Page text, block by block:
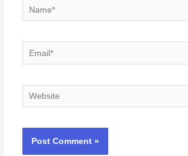
Name*
Email*
Website